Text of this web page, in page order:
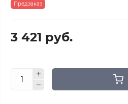
Предзаказ
3 421 руб.